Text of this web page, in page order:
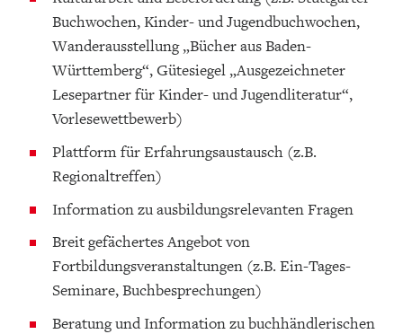
Buchwochen, Kinder- und Jugendbuchwochen,
Wanderausstellung „Bücher aus Baden-
Württemberg“, Gütesiegel „Ausgezeichneter
Lesepartner für Kinder- und Jugendliteratur“,
Vorlesewettbewerb)
Plattform für Erfahrungsaustausch (z.B.
Regionaltreffen)
Information zu ausbildungsrelevanten Fragen
Breit gefächertes Angebot von
Fortbildungsveranstaltungen (z.B. Ein-Tages-
Seminare, Buchbesprechungen)
Beratung und Information zu buchhändlerischen